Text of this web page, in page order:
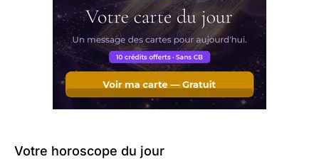
Votre horoscope du jour